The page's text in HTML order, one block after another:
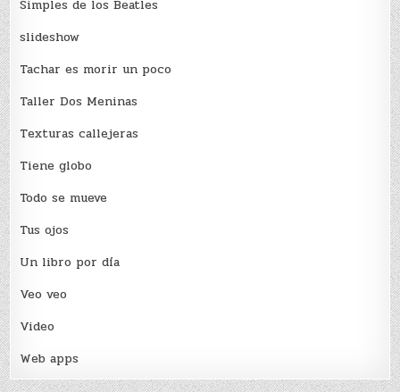
Simples de los Beatles
slideshow
Tachar es morir un poco
Taller Dos Meninas
Texturas callejeras
Tiene globo
Todo se mueve
Tus ojos
Un libro por día
Veo veo
Video
Web apps